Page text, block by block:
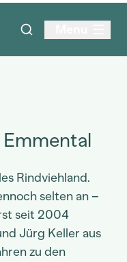
Rindviehland.
selten an –
seit 2004
Jürg Keller aus
zu den